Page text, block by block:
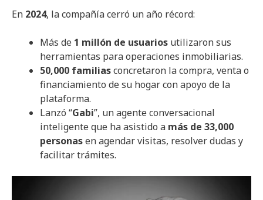
En 2024, la compañía cerró un año récord:
Más de 1 millón de usuarios utilizaron sus
herramientas para operaciones inmobiliarias.
50,000 familiasconcretaron la compra, venta o
financiamiento de su hogar con apoyo de la
plataforma.
Lanzó “Gabi”, un agente conversacional
inteligente que ha asistido a más de 33,000
personasen agendar visitas, resolver dudas y
facilitar trámites.